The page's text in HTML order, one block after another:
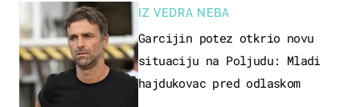
IZ VEDRA NEBA
Garcijin potez otkrio novu
situaciju na Poljudu: Mladi
hajdukovac pred odlaskom